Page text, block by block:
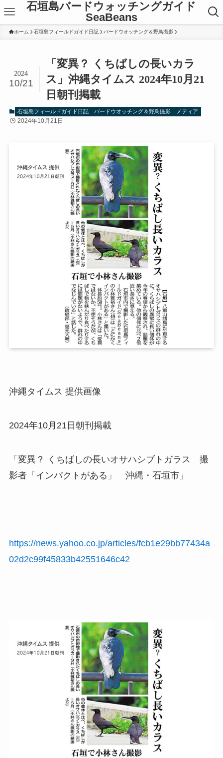
石垣島バードウォッチングガイド
SeaBeans
ホーム 石垣島フィールドガイド日記 バードウオッチング＆野鳥撮影
「変異？ くちばしの長いカラ
ス」沖縄タイムス 2024年10月21
日朝刊掲載
2024
10/21
石垣島フィールドガイド日記 バードウオッチング＆野鳥撮影 メディア
2024年10月21日
沖縄タイムス 提供画像
2024年10月21日朝刊掲載
「変異？ くちばしの長いオサハシブトガラス 撮
影者「インパクトがある」 沖縄・石垣市」
https://news.yahoo.co.jp/articles/fcb1e29bb77434a
02d2c99f45833b42551646c42